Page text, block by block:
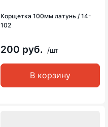
Корщетка 100мм латунь / 14-
102
200 руб. /шт
В корзину